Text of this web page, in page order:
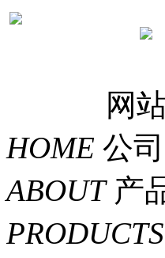
网
HOME 公
ABOUT 产
PRODUCTS